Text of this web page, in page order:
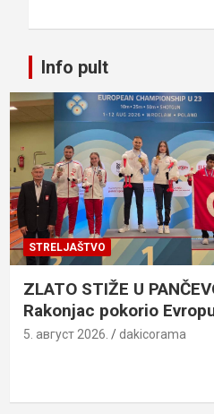
Info pult
STRELJAŠTVO
ZLATO STIŽE U
Rakonjac pokorio
5. август 2026. dakicorama